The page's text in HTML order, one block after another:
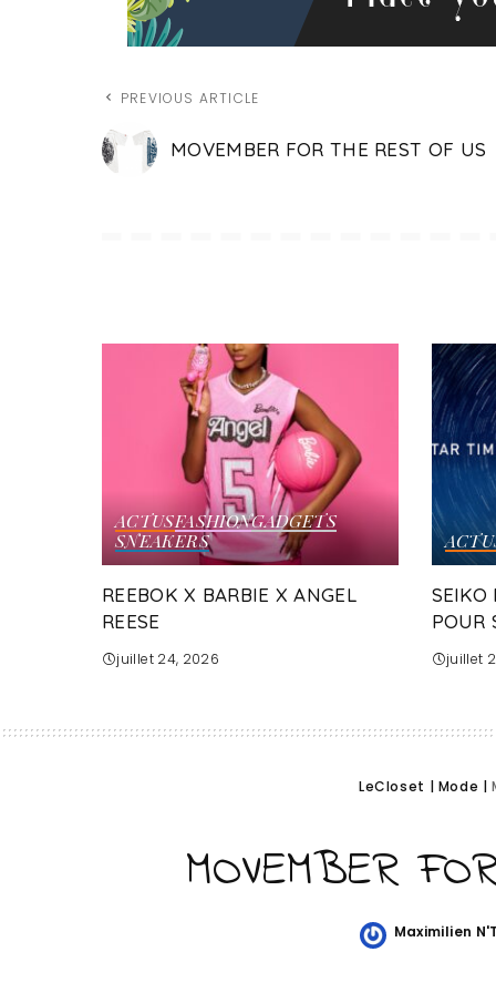
PREVIOUS ARTICLE
MOVEMBER FOR THE REST OF US
ACTUSFASHIONGADGETS
SNEAKERS
REEBOK X BARBIE X ANGEL
REESE
juillet 24, 2026
SEIKO
POUR
juillet
LeCloset | Mode |
MOVEMBER
Posted
Maximilien